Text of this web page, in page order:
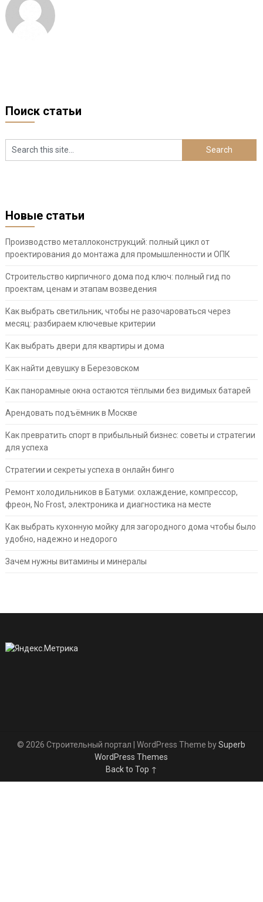
Поиск статьи
Новые статьи
Производство металлоконструкций: полный цикл от
проектирования до монтажа для промышленности и ОПК
Строительство кирпичного дома под ключ: полный гид по
проектам, ценам и этапам возведения
Как выбрать светильник, чтобы не разочароваться через
месяц: разбираем ключевые критерии
Как выбрать двери для квартиры и дома
Как найти девушку в Березовском
Как панорамные окна остаются тёплыми без видимых батарей
Арендовать подъёмник в Москве
Как превратить спорт в прибыльный бизнес: советы и стратегии
для успеха
Стратегии и секреты успеха в онлайн бинго
Ремонт холодильников в Батуми: охлаждение, компрессор,
фреон, No Frost, электроника и диагностика на месте
Как выбрать кухонную мойку для загородного дома чтобы было
удобно, надежно и недорого
Зачем нужны витамины и минералы
© 2026 Строительный портал | WordPress Theme bySuperb
WordPress Themes
Back to Top ↑